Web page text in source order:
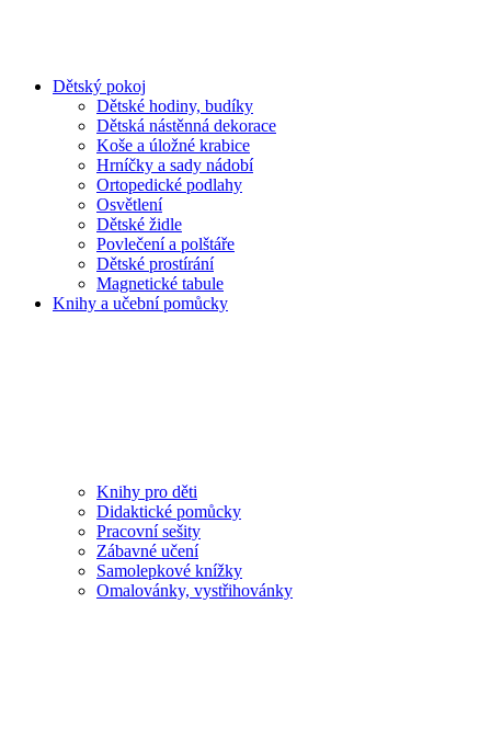
Dětský pokoj
Dětské hodiny, budíky
Dětská nástěnná dekorace
Koše a úložné krabice
Hrníčky a sady nádobí
Ortopedické podlahy
Osvětlení
Dětské židle
Povlečení a polštáře
Dětské prostírání
Magnetické tabule
Knihy a učební pomůcky
Knihy pro děti
Didaktické pomůcky
Pracovní sešity
Zábavné učení
Samolepkové knížky
Omalovánky, vystřihovánky